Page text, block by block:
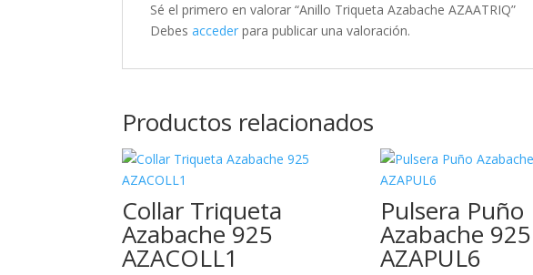
Sé el primero en valorar “Anillo Triqueta Azabache AZAATRIQ”
Debesacceder para publicar una valoración.
Productos relacionados
Collar Triqueta
Azabache 925
AZACOLL1
Pulsera Puño
Azabache 925
AZAPUL6